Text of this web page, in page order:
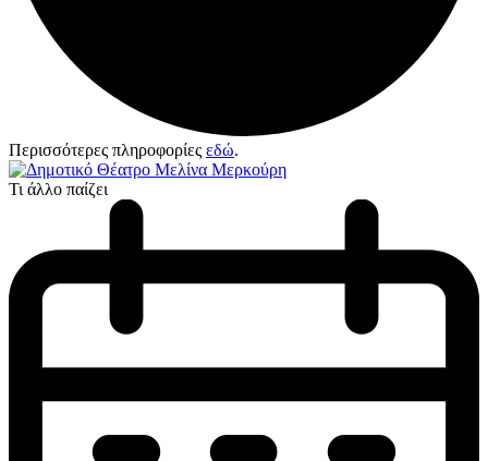
Περισσότερες πληροφορίες εδώ.
Τι άλλο παίζει